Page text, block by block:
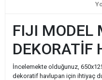
FIJI MODEL
DEKORATİF
İncelemekte olduğunuz,
dekoratif havlupan için ihtiyaç